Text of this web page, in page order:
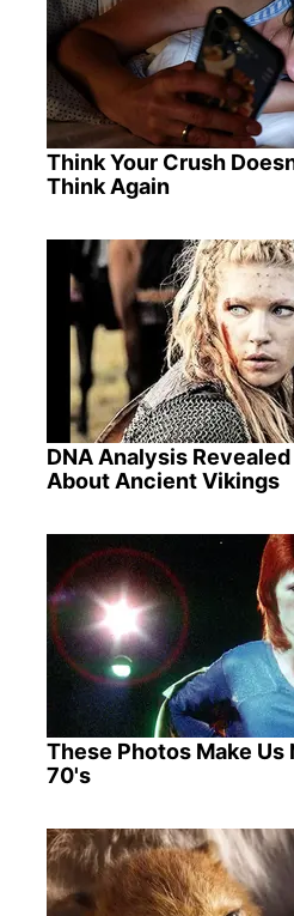
Think Your Crush
Think Again
DNA Analysis
About Ancient Vikings
These Photos Make Us
70's